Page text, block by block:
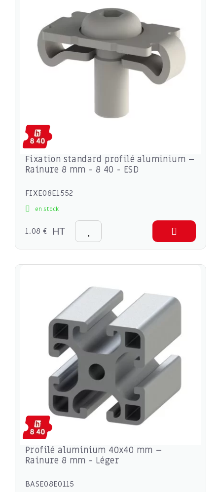
Fixation standard profilé aluminium –
Rainure 8 mm - 8 40 - ESD
FIXE08E1552
en stock
1,08 € HT
Profilé aluminium 40x40 mm –
Rainure 8 mm - Léger
BASE08E0115